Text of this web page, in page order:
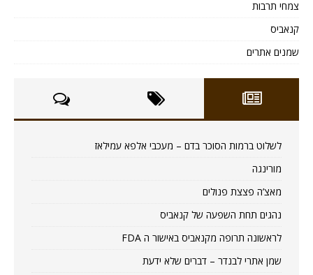
צמחי תרבות
קנאביס
שמנים אתרים
לשלוט ברמות הסוכר בדם – מעכבי אלפא עמילאז
מורינגה
מאצ’ה פצצת פנולים
נהגים תחת השפעה של קנאביס
לראשונה תרופה מקנאביס באישור ה FDA
שמן אתרי לבנדר – דברים שלא ידעת